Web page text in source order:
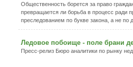
Общественность борется за право
превращается ли борьба в процесс ради
преследованием по букве закона, а не по
Ледовое побоище - поле брани
Пресс-релиз Бюро аналитики по рынку